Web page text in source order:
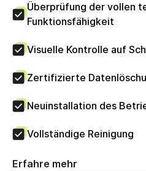
Überprüfung der vollen
Funktionsfähigkeit
Visuelle Kontrolle auf
Zertifizierte
Neuinstallation des
Vollständige Reinigung
Erfahre mehr